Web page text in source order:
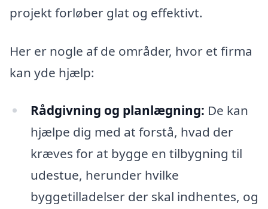
projekt forløber glat og effektivt.
Her er nogle af de områder, hvor et firma
kan yde hjælp:
Rådgivning og planlægning: De kan
hjælpe dig med at forstå, hvad der
kræves for at bygge en tilbygning til
udestue, herunder hvilke
byggetilladelser der skal indhentes, og